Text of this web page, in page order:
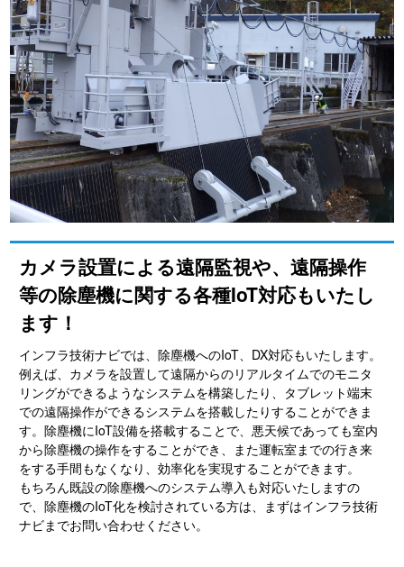
カメラ設置による遠隔監視や、遠隔操作
等の除塵機に関する各種IoT対応もいたし
ます！
インフラ技術ナビでは、除塵機へのIoT、DX対応もいたします。
例えば、カメラを設置して遠隔からのリアルタイムでのモニタ
リングができるようなシステムを構築したり、タブレット端末
での遠隔操作ができるシステムを搭載したりすることができま
す。除塵機にIoT設備を搭載することで、悪天候であっても室内
から除塵機の操作をすることができ、また運転室までの行き来
をする手間もなくなり、効率化を実現することができます。
もちろん既設の除塵機へのシステム導入も対応いたしますの
で、除塵機のIoT化を検討されている方は、まずはインフラ技術
ナビまでお問い合わせください。